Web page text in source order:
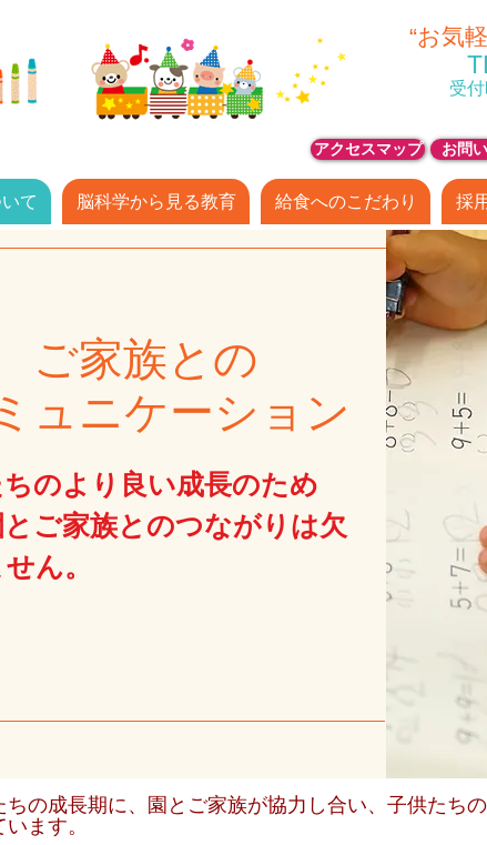
“お気
受
アクセスマップ お問
て 脳科学から見る教育 給食へのこだわり 採
ご家族との
ュニケーション
のより良い成長のため
ご家族とのつながりは欠
ん。
の成長期に、園とご家族が協力し合い、子供たち
ます。